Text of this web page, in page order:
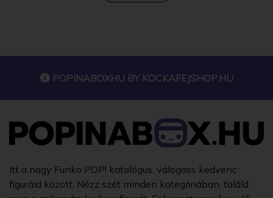
POPINABOXHU BY KOCKAFEJSHOP.HU
Itt a nagy Funko POP! katalógus, válogass kedvenc
figuráid között. Nézz szét minden kategóriában, találd